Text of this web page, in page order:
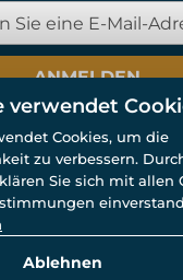
ANMELDEN
vorbehalten.
verwendet
Cookies, um die
zu verbessern.
Sie sich mit allen
Ablehnen